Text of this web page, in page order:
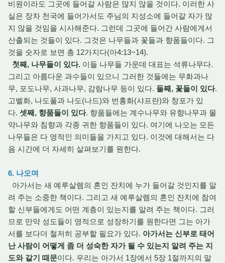
비원이라도 그곳에 들어갈 사람은 많지 않을 것이다. 이러한 사
실은 장차 천국에 들어가서도 주님의 지성소에 들어갈 자가 많
지 않을 것임을 시사해준다. 그런데 그곳에 들어간 사람에게서
산출되는 것들이 있다. 그것은 나무들과 꽃들과 향품들이다. 그
것을 숫자로 보면 총 12가지다(아4:13~14).
첫째, 나무들이 있다. 이들 나무들 가운데 대표는 석류나무다.
그리고 아름다운 과수들이 있으니 그러한 것들에는 무화과나
무, 포도나무, 사과나무, 감람나무 등이 있다. 둘째, 꽃들이 있다.
고벨화, 나도풀과 나도(나드)와 번홍화(샤프란)와 창포가 있
다. 셋째, 향품들이 있다. 향품들에는 계수나무와 유향나무과 몰
약나무와 침향과 각종 귀한 향품들이 있다. 여기에 나오는 모든
나무들은 다 영적인 의미들을 가지고 있다. 이것에 대해서는 다
음 시간에 더 자세히 살펴보기를 원한다.
6. 나오며
아가서는 새 예루살렘의 혼인 잔치에 누가 들어갈 것인지를 알
려 주는 소중한 책이다. 그리고 새 예루살렘의 혼인 잔치에 참여
할 신부들에게도 어떤 계층이 있는지를 알려 주는 책이다. 그러
므로 만약 성도들이 영적으로 성장하기를 원한다면 그는 아가
서를 보다더 철저히 공부할 필요가 있다. 아가서는 신부로 태어
난 사람이 어떻게 좀 더 성숙한 자가 될 수 있는지 알려 주는 지
도와 같기 때문이다. 우리는 아가서 1장에서 5장 1절까지의 말